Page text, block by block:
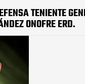
TENIENTE
ONOFRE ERD.